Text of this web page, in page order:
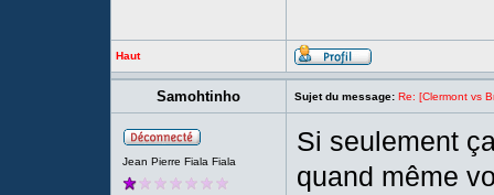
Haut
Samohtinho Sujet du message: Re: [Clermont vs
Jean Pierre Fiala Fiala
Si seulement
quand même